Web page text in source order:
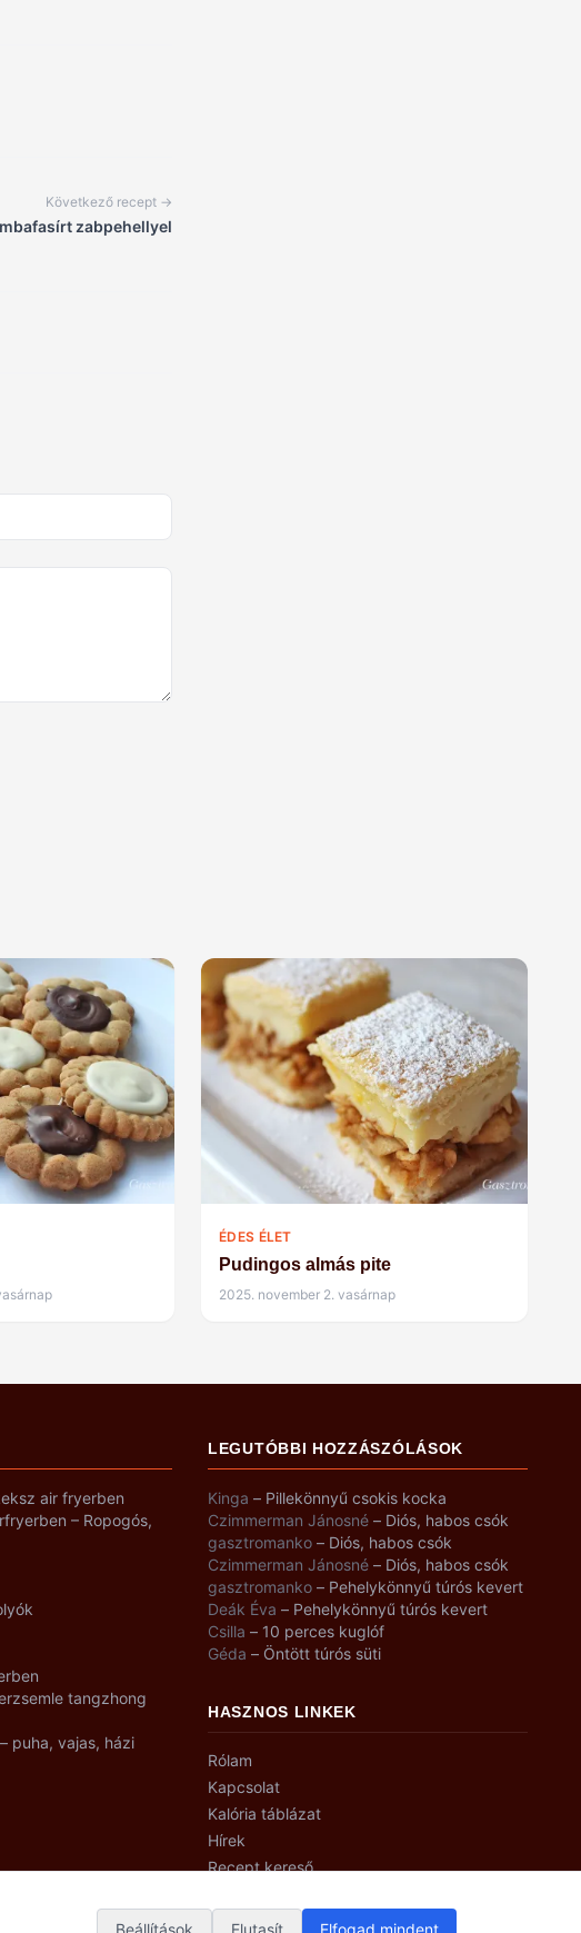
Beállítások Elutasít Elfogad mindent
Következő recept →
zabpehellyel
ÉDES ÉLET
Pudingos almás pite
2025. november 2. vasárnap
air fryerben
– Ropogós,
tangzhong
puha, vajas, házi
LEGUTÓBBI HOZZÁSZÓLÁSOK
Kinga – Pillekönnyű csokis kocka
Czimmerman Jánosné – Diós, habos csók
gasztromanko – Diós, habos csók
Czimmerman Jánosné – Diós, habos csók
gasztromanko – Pehelykönnyű túrós kevert
Deák Éva – Pehelykönnyű túrós kevert
Csilla – 10 perces kuglóf
Géda – Öntött túrós süti
HASZNOS LINKEK
Rólam
Kapcsolat
Kalória táblázat
Hírek
Recept kereső